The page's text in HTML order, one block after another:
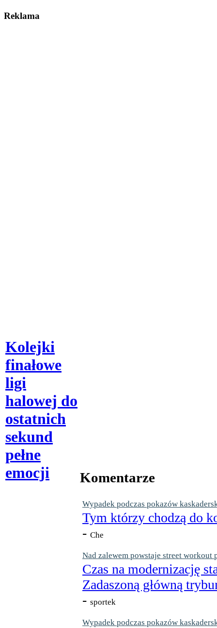
Reklama
Komentarze
Wypadek podczas pokazów
Tym którzy chodzą do
- Che
Nad zalewem powstaje street workout
Czas na modernizację
Zadaszoną główną
- sportek
Wypadek podczas pokazów
Kolejki
finałowe
ligi
halowej do
ostatnich
sekund
pełne
emocji